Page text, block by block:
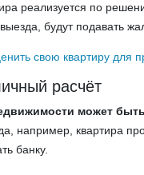
реализуется по
будут подавать
свою квартиру для
расчёт
может
например, квартира
банку.